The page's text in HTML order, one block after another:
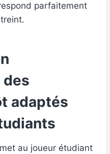
parfaitement
adaptés
au joueur étudiant